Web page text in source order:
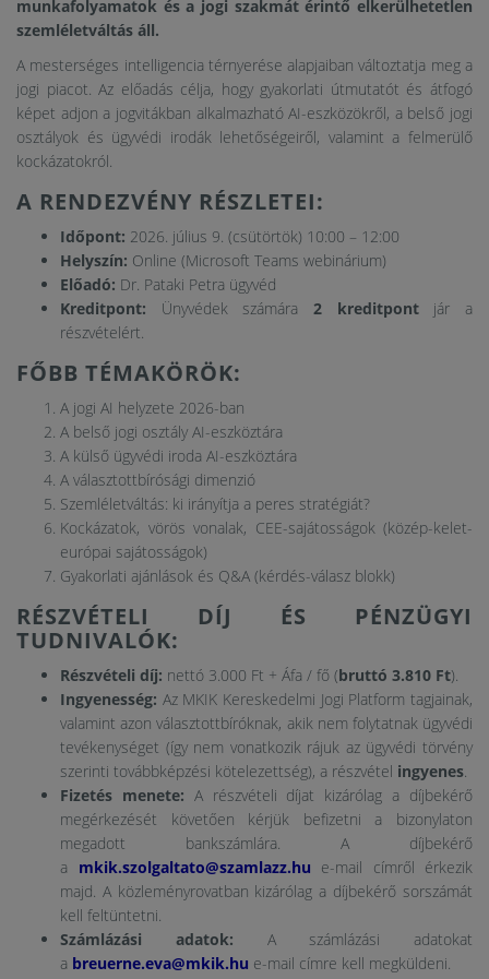
munkafolyamatok és a jogi szakmát érintő elkerülhetetlen
szemléletváltás áll.
A mesterséges intelligencia térnyerése alapjaiban változtatja meg a
jogi piacot. Az előadás célja, hogy gyakorlati útmutatót és átfogó
képet adjon a jogvitákban alkalmazható AI-eszközökről, a belső jogi
osztályok és ügyvédi irodák lehetőségeiről, valamint a felmerülő
kockázatokról.
A RENDEZVÉNY RÉSZLETEI:
Időpont: 2026. július 9. (csütörtök) 10:00 – 12:00
Helyszín: Online (Microsoft Teams webinárium)
Előadó: Dr. Pataki Petra ügyvéd
Kreditpont: Ünyvédek számára 2 kreditpontjár a
részvételért.
FŐBB TÉMAKÖRÖK:
A jogi AI helyzete 2026-ban
A belső jogi osztály AI-eszköztára
A külső ügyvédi iroda AI-eszköztára
A választottbírósági dimenzió
Szemléletváltás: ki irányítja a peres stratégiát?
Kockázatok, vörös vonalak, CEE-sajátosságok (közép-kelet-
európai sajátosságok)
Gyakorlati ajánlások és Q&A (kérdés-válasz blokk)
RÉSZVÉTELI DÍJ ÉS PÉNZÜGYI
TUDNIVALÓK:
Részvételi díj: nettó 3.000 Ft + Áfa / fő (bruttó 3.810 Ft).
Ingyenesség: Az MKIK Kereskedelmi Jogi Platform tagjainak,
valamint azon választottbíróknak, akik nem folytatnak ügyvédi
tevékenységet (így nem vonatkozik rájuk az ügyvédi törvény
szerinti továbbképzési kötelezettség), a részvétel ingyenes.
Fizetés menete: A részvételi díjat kizárólag a díjbekérő
megérkezését követően kérjük befizetni a bizonylaton
megadott bankszámlára. A díjbekérő
a mkik.szolgaltato@szamlazz.hu e-mail címről érkezik
majd. A közleményrovatban kizárólag a díjbekérő sorszámát
kell feltüntetni.
Számlázási adatok: A számlázási adatokat
a breuerne.eva@mkik.hu e-mail címre kell megküldeni.